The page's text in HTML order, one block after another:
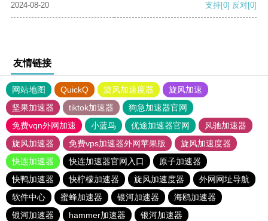
2024-08-20 支持[0] 反对[0]
友情链接
网站地图 QuickQ 旋风加速度器
旋风加速
坚果加速器
tiktok加速器
狗急加速器官网
免费vqn外网加速
小蓝鸟 优途加速器官网
风驰加速器
旋风加速器
免费vps加速器外网苹果版
旋风加速度器
快连加速器
快连加速器官网入口
原子加速器
快鸭加速器
快柠檬加速器 旋风加速度器
外网网址导航
软件中心
蜜蜂加速器 银河加速器
海鸥加速器
银河加速器
hammer加速器 银河加速器